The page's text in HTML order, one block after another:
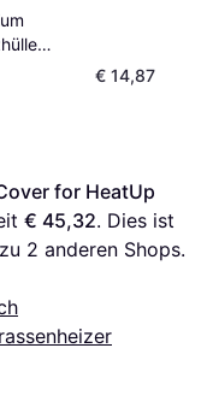
€ 14,87
for HeatUp
€ 45,32. Dies ist
2 anderen Shops.